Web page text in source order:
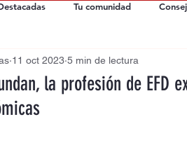
Tu comunidad
Iniciativas de Nuestros Colegiados
la profesión de EFD
11 oct 2023 5 min de lectura